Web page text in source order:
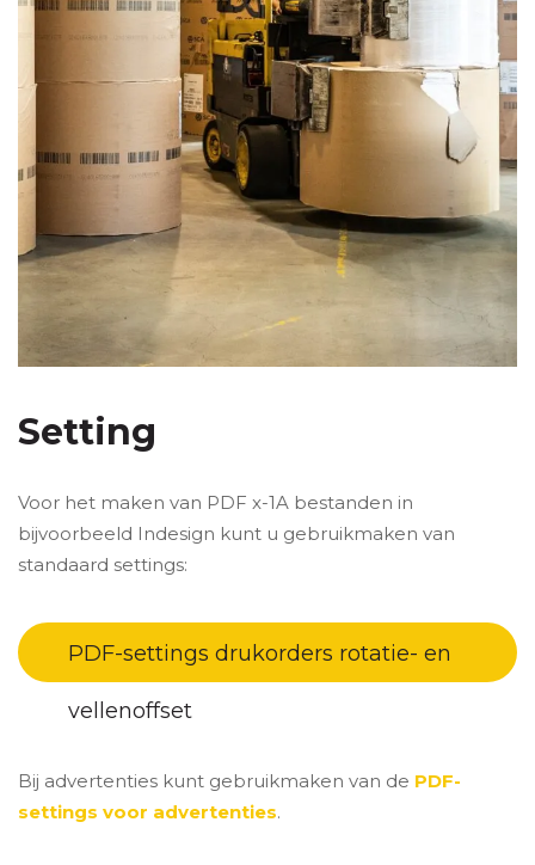
Setting
Voor het maken van PDF x-1A bestanden in
bijvoorbeeld Indesign kunt u gebruikmaken van
standaard settings:
PDF-settings drukorders rotatie- en
vellenoffset
Bij advertenties kunt gebruikmaken van de PDF-
settings voor advertenties.